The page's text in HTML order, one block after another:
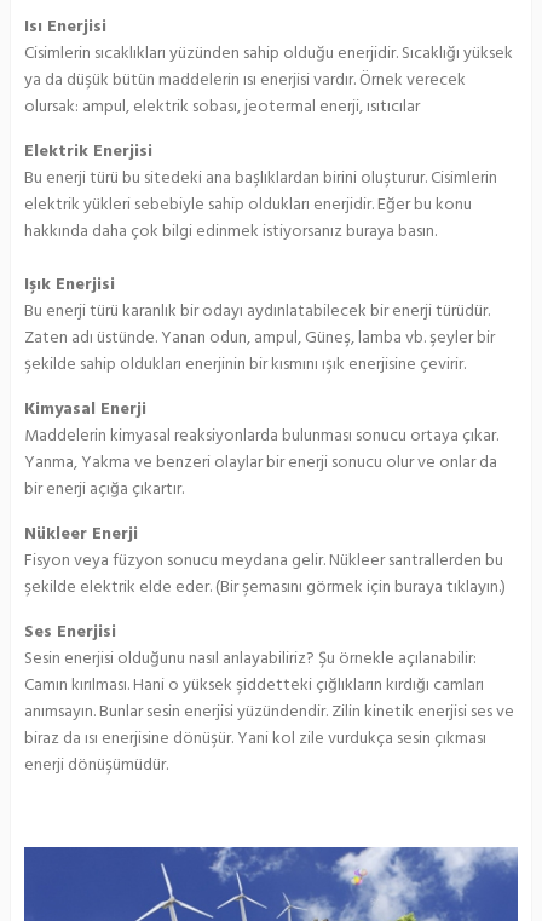
Isı Enerjisi
Cisimlerin sıcaklıkları yüzünden sahip olduğu enerjidir. Sıcaklığı yüksek
ya da düşük bütün maddelerin ısı enerjisi vardır. Örnek verecek
olursak: ampul, elektrik sobası, jeotermal enerji, ısıtıcılar
Elektrik Enerjisi
Bu enerji türü bu sitedeki ana başlıklardan birini oluşturur. Cisimlerin
elektrik yükleri sebebiyle sahip oldukları enerjidir. Eğer bu konu
hakkında daha çok bilgi edinmek istiyorsanız buraya basın.
Işık Enerjisi
Bu enerji türü karanlık bir odayı aydınlatabilecek bir enerji türüdür.
Zaten adı üstünde. Yanan odun, ampul, Güneş, lamba vb. şeyler bir
şekilde sahip oldukları enerjinin bir kısmını ışık enerjisine çevirir.
Kimyasal Enerji
Maddelerin kimyasal reaksiyonlarda bulunması sonucu ortaya çıkar.
Yanma, Yakma ve benzeri olaylar bir enerji sonucu olur ve onlar da
bir enerji açığa çıkartır.
Nükleer Enerji
Fisyon veya füzyon sonucu meydana gelir. Nükleer santrallerden bu
şekilde elektrik elde eder. (Bir şemasını görmek için buraya tıklayın.)
Ses Enerjisi
Sesin enerjisi olduğunu nasıl anlayabiliriz? Şu örnekle açılanabilir:
Camın kırılması. Hani o yüksek şiddetteki çığlıkların kırdığı camları
anımsayın. Bunlar sesin enerjisi yüzündendir. Zilin kinetik enerjisi ses ve
biraz da ısı enerjisine dönüşür. Yani kol zile vurdukça sesin çıkması
enerji dönüşümüdür.